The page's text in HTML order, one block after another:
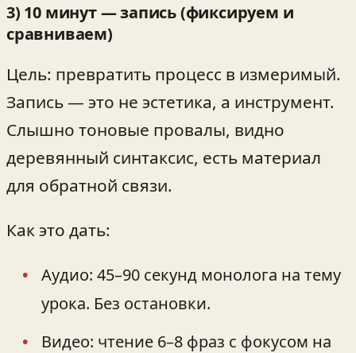
3) 10 минут — запись (фиксируем и
сравниваем)
Цель: превратить процесс в измеримый.
Запись — это не эстетика, а инструмент.
Слышно тоновые провалы, видно
деревянный синтаксис, есть материал
для обратной связи.
Как это дать:
Аудио: 45–90 секунд монолога на тему
урока. Без остановки.
Видео: чтение 6–8 фраз с фокусом на